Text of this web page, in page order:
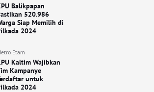
Balikpapan
520.986
Siap Memilih di
2024
Etam
Kaltim Wajibkan
Kampanye
untuk
2024